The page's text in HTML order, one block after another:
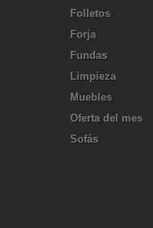
Folletos
Forja
Fundas
Limpieza
Muebles
Oferta del mes
Sofás